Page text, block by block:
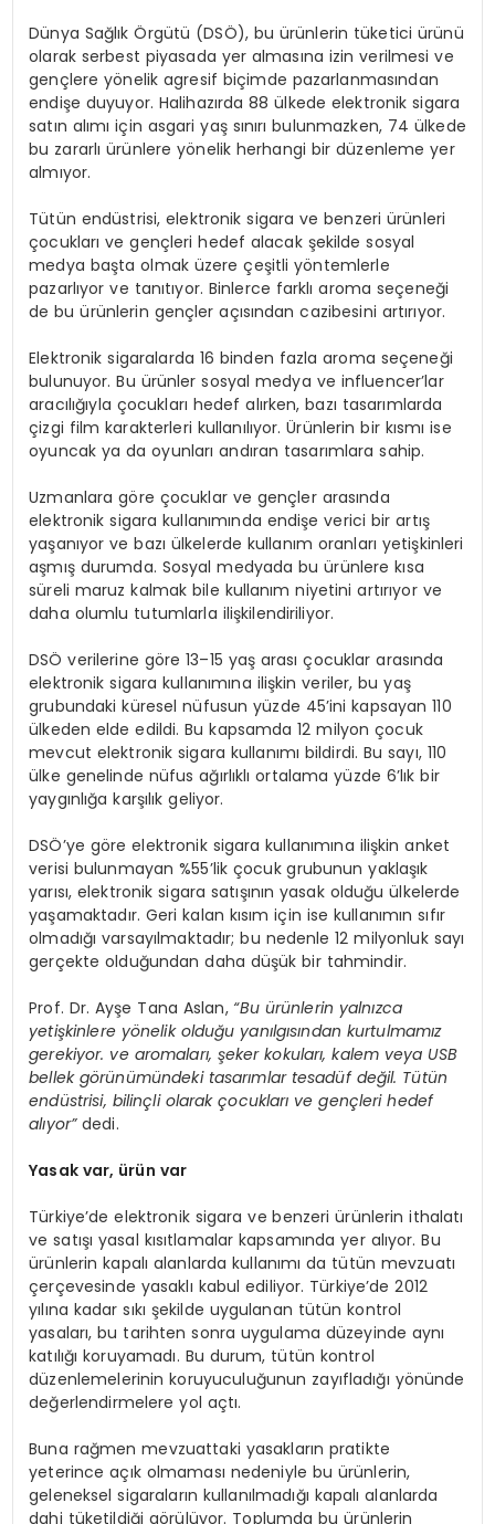
Dünya Sağlık Örgütü (DSÖ), bu ürünlerin tüketici ürünü
olarak serbest piyasada yer almasına izin verilmesi ve
gençlere yönelik agresif biçimde pazarlanmasından
endişe duyuyor. Halihazırda 88 ülkede elektronik sigara
satın alımı için asgari yaş sınırı bulunmazken, 74 ülkede
bu zararlı ürünlere yönelik herhangi bir düzenleme yer
almıyor.
Tütün endüstrisi, elektronik sigara ve benzeri ürünleri
çocukları ve gençleri hedef alacak şekilde sosyal
medya başta olmak üzere çeşitli yöntemlerle
pazarlıyor ve tanıtıyor. Binlerce farklı aroma seçeneği
de bu ürünlerin gençler açısından cazibesini artırıyor.
Elektronik sigaralarda 16 binden fazla aroma seçeneği
bulunuyor. Bu ürünler sosyal medya ve influencer’lar
aracılığıyla çocukları hedef alırken, bazı tasarımlarda
çizgi film karakterleri kullanılıyor. Ürünlerin bir kısmı ise
oyuncak ya da oyunları andıran tasarımlara sahip.
Uzmanlara göre çocuklar ve gençler arasında
elektronik sigara kullanımında endişe verici bir artış
yaşanıyor ve bazı ülkelerde kullanım oranları yetişkinleri
aşmış durumda. Sosyal medyada bu ürünlere kısa
süreli maruz kalmak bile kullanım niyetini artırıyor ve
daha olumlu tutumlarla ilişkilendiriliyor.
DSÖ verilerine göre 13–15 yaş arası çocuklar arasında
elektronik sigara kullanımına ilişkin veriler, bu yaş
grubundaki küresel nüfusun yüzde 45’ini kapsayan 110
ülkeden elde edildi. Bu kapsamda 12 milyon çocuk
mevcut elektronik sigara kullanımı bildirdi. Bu sayı, 110
ülke genelinde nüfus ağırlıklı ortalama yüzde 6’lık bir
yaygınlığa karşılık geliyor.
DSÖ’ye göre elektronik sigara kullanımına ilişkin anket
verisi bulunmayan %55’lik çocuk grubunun yaklaşık
yarısı, elektronik sigara satışının yasak olduğu ülkelerde
yaşamaktadır. Geri kalan kısım için ise kullanımın sıfır
olmadığı varsayılmaktadır; bu nedenle 12 milyonluk sayı
gerçekte olduğundan daha düşük bir tahmindir.
Prof. Dr. Ayşe Tana Aslan, “Bu ürünlerin yalnızca
yetişkinlere yönelik olduğu yanılgısından kurtulmamız
gerekiyor. ve aromaları, şeker kokuları, kalem veya USB
bellek görünümündeki tasarımlar tesadüf değil. Tütün
endüstrisi, bilinçli olarak çocukları ve gençleri hedef
alıyor”dedi.
Yasak var, ürün var
Türkiye’de elektronik sigara ve benzeri ürünlerin ithalatı
ve satışı yasal kısıtlamalar kapsamında yer alıyor. Bu
ürünlerin kapalı alanlarda kullanımı da tütün mevzuatı
çerçevesinde yasaklı kabul ediliyor. Türkiye’de 2012
yılına kadar sıkı şekilde uygulanan tütün kontrol
yasaları, bu tarihten sonra uygulama düzeyinde aynı
katılığı koruyamadı. Bu durum, tütün kontrol
düzenlemelerinin koruyuculuğunun zayıfladığı yönünde
değerlendirmelere yol açtı.
Buna rağmen mevzuattaki yasakların pratikte
yeterince açık olmaması nedeniyle bu ürünlerin,
geleneksel sigaraların kullanılmadığı kapalı alanlarda
dahi tüketildiği görülüyor. Toplumda bu ürünlerin